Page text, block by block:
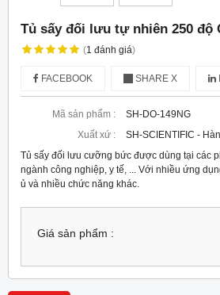
Tủ sấy đối lưu tự nhiên 250 độ
(1 đánh giá)
FACEBOOK SHARE X
Mã sản phẩm :
SH-DO-149NG
Xuất xứ :
SH-SCIENTIFIC -
Tủ sấy đối lưu cưỡng bức được dùng tại các
ngành công nghiệp, y tế, ... Với nhiều ứng
ủ và nhiều chức năng khác.
Giá sản phẩm :